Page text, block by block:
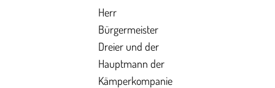
Herr
Bürgermeister
Dreier und der
Hauptmann der
Kämperkompanie